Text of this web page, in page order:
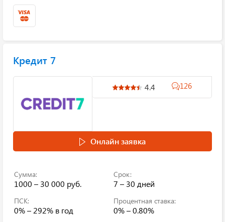
Кредит 7
4.4 126
Онлайн заявка
Сумма:
1000 – 30 000 руб.
Срок:
7 – 30 дней
ПСК:
0% – 292% в год
Процентная ставка:
0% – 0.80%